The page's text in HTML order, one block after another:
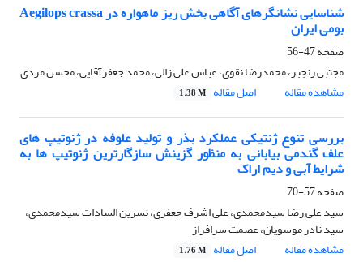
شناسایی نشانگرهای آگاهی بخش ریز ماهواره در Aegilops crassa
بومی ایران
صفحه47-56
مجتبی رنجبر، محمدرضا نقوی، عباس علی زالی، محمد جعفرآقایی، محسن مردی
مشاهده مقاله
اصل مقاله 1.38 M
بررسی تنوع ژنتیکی عملکرد بذر و تولید علوفه در ژنوتیپ های
علف گندمی بیابانی به منظور گزینش سازگارترین ژنوتیپ ها به
شرایط آبی و دیم اراک
صفحه57-70
سید علی رضا سیدمحمدی، علی اشرف جعفری، نسرین السادات سیدمحمدی،
سید نادر موسویان، عصمت سرافراز
مشاهده مقاله
اصل مقاله 1.76 M